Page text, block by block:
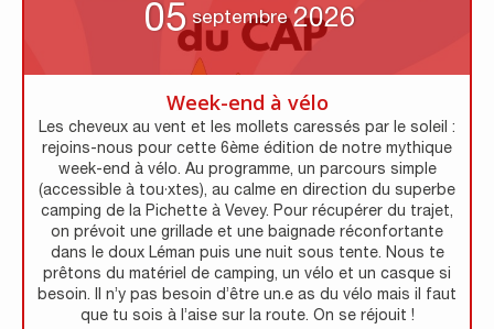
05 septembre 2026
Week-end à vélo
Les cheveux au vent et les mollets caressés par le soleil :
rejoins-nous pour cette 6ème édition de notre mythique
week-end à vélo. Au programme, un parcours simple
(accessible à tou·xtes), au calme en direction du superbe
camping de la Pichette à Vevey. Pour récupérer du trajet,
on prévoit une grillade et une baignade réconfortante
dans le doux Léman puis une nuit sous tente. Nous te
prêtons du matériel de camping, un vélo et un casque si
besoin. Il n’y pas besoin d’être un.e as du vélo mais il faut
que tu sois à l’aise sur la route. On se réjouit !